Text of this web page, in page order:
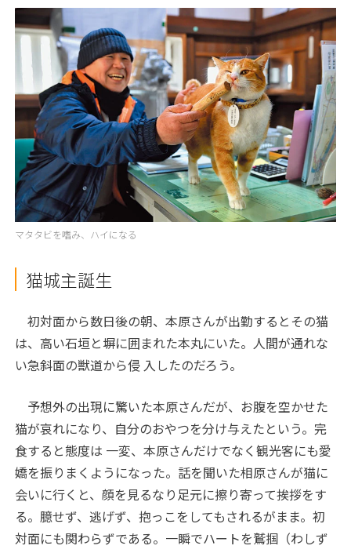
マタタビを嗜み、ハイになる
猫城主誕生
初対面から数日後の朝、本原さんが出勤するとその猫
は、高い石垣と塀に囲まれた本丸にいた。人間が通れな
い急斜面の獣道から侵 入したのだろう。
予想外の出現に驚いた本原さんだが、お腹を空かせた
猫が哀れになり、自分のおやつを分け与えたという。完
食すると態度は 一変、本原さんだけでなく観光客にも愛
嬌を振りまくようになった。話を聞いた相原さんが猫に
会いに行くと、顔を見るなり足元に擦り寄って挨拶をす
る。臆せず、逃げず、抱っこをしてもされるがまま。初
対面にも関わらずである。一瞬でハートを鷲掴（わしず